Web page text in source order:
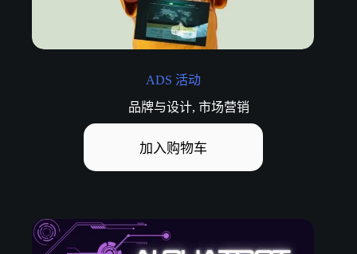
ADS 活动
品牌与设计,市场营销
加入购物车